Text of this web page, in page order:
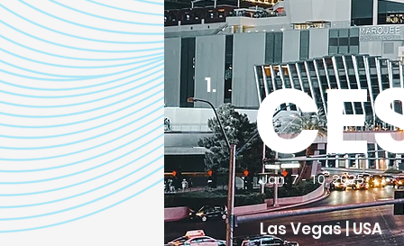
1.
Jan. 7 - 10, 2025
Las Vegas | USA